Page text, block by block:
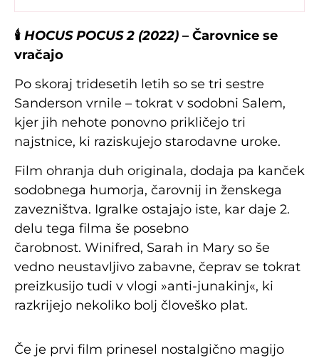
🕯 HOCUS POCUS 2 (2022) – Čarovnice se
vračajo
Po skoraj tridesetih letih so se tri sestre
Sanderson vrnile – tokrat v sodobni Salem,
kjer jih nehote ponovno prikličejo tri
najstnice, ki raziskujejo starodavne uroke.
Film ohranja duh originala, dodaja pa kanček
sodobnega humorja, čarovnij in ženskega
zavezništva. Igralke ostajajo iste, kar daje 2.
delu tega filma še posebno
čarobnost. Winifred, Sarah in Mary so še
vedno neustavljivo zabavne, čeprav se tokrat
preizkusijo tudi v vlogi »anti-junakinj«, ki
razkrijejo nekoliko bolj človeško plat.
Če je prvi film prinesel nostalgično magijo